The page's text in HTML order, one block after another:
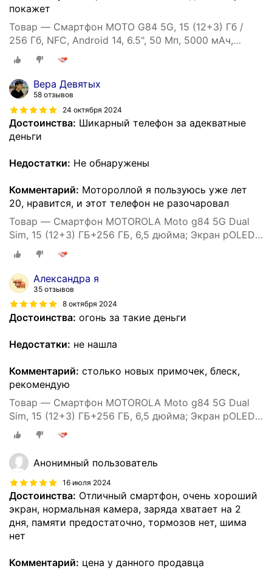
покажет
Товар — Смартфон MOTO G84 5G, 15 (12+3) Гб /
256 Гб, NFC, Android 14, 6.5", 50 Мп, 5000 мАч,
экран pOLED, 120 Гц
Вера Девятых
58 отзывов
24 октября 2024
Достоинства: Шикарный телефон за адекватные
деньги
Недостатки: Не обнаружены
Комментарий: Мотороллой я пользуюсь уже лет
20, нравится, и этот телефон не разочаровал
Товар — Смартфон MOTOROLA Moto g84 5G Dual
Sim, 15 (12+3) ГБ+256 ГБ, 6,5 дюйма; Экран pOLED
120 Гц, камера 50 МП OIS, голубой
Александра я
35 отзывов
8 октября 2024
Достоинства: огонь за такие деньги
Недостатки: не нашла
Комментарий: столько новых примочек, блеск,
рекомендую
Товар — Смартфон MOTOROLA Moto g84 5G Dual
Sim, 15 (12+3) ГБ+256 ГБ, 6,5 дюйма; Экран pOLED
120 Гц, камера 50 МП OIS, голубой
Анонимный пользователь
16 июля 2024
Достоинства: Отличный смартфон, очень хороший
экран, нормальная камера, заряда хватает на 2
дня, памяти предостаточно, тормозов нет, шима
нет
Комментарий: цена у данного продавца